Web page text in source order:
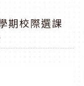
期校際選課